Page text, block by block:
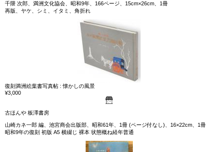
千隈 次郎、満洲文化協会、昭和9年、166ページ、15cm×26cm、1冊
再版、ヤケ、シミ、イタミ、角折れ
復刻満洲絵葉書写真帖 : 懐かしの風景
¥3,000
古ほんや 板澤書房
山崎カネ一郎 編、池宮商会出版部、昭和61年、1冊 (ページ付なし)、16×22cm、1冊
昭和9年の復刻 初版 A5 横綴じ 裸本 状態概ね経年普通